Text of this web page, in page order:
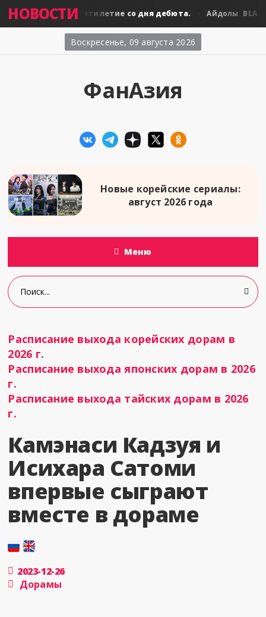
НОВОСТИ
BLACKPINK: десятилетие со дня дебюта. Айдолы
Воскресенье, 09 августа 2026
ФанАзия
Новые корейские сериалы:
август 2026 года
Меню
Расписание выхода корейских дорам в
2026 г.
Расписание выхода японских дорам в 2026
г.
Расписание выхода тайских дорам в 2026
г.
Камэнаси Кадзуя и
Исихара Сатоми
впервые сыграют
вместе в дораме
2023-12-26
Дорамы